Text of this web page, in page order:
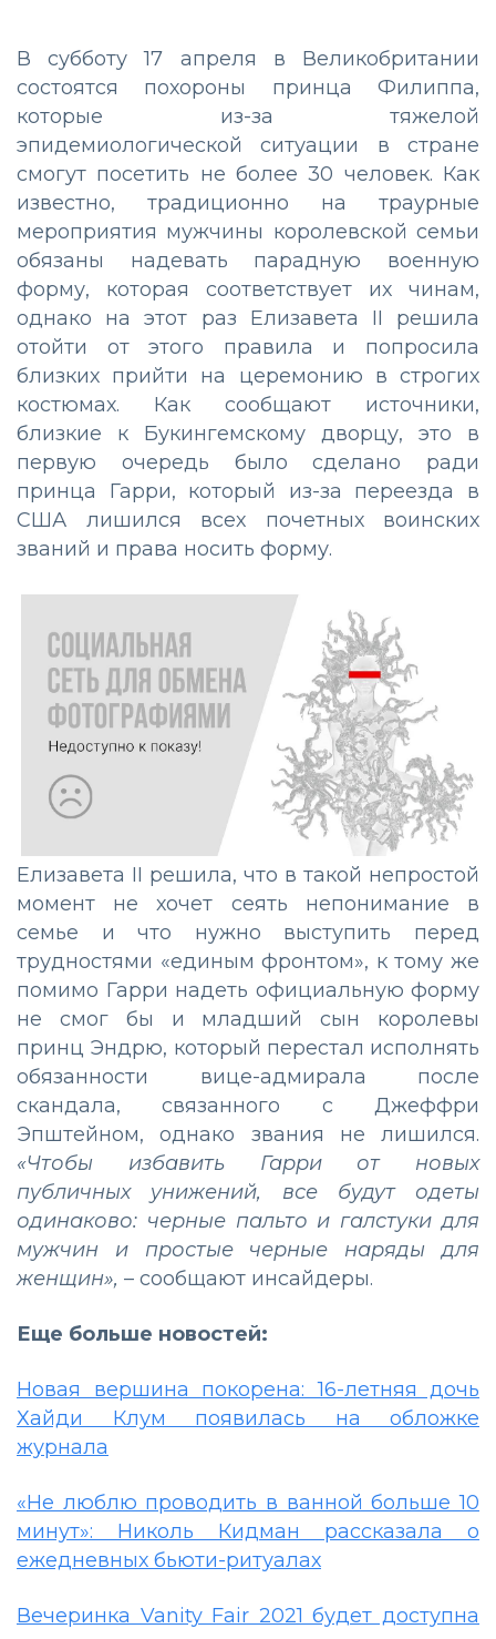
В субботу 17 апреля в Великобритании
состоятся похороны принца Филиппа,
которые из-за тяжелой
эпидемиологической ситуации в стране
смогут посетить не более 30 человек. Как
известно, традиционно на траурные
мероприятия мужчины королевской семьи
обязаны надевать парадную военную
форму, которая соответствует их чинам,
однако на этот раз Елизавета II решила
отойти от этого правила и попросила
близких прийти на церемонию в строгих
костюмах. Как сообщают источники,
близкие к Букингемскому дворцу, это в
первую очередь было сделано ради
принца Гарри, который из-за переезда в
США лишился всех почетных воинских
званий и права носить форму.
Елизавета II решила, что в такой непростой
момент не хочет сеять непонимание в
семье и что нужно выступить перед
трудностями «единым фронтом», к тому же
помимо Гарри надеть официальную форму
не смог бы и младший сын королевы
принц Эндрю, который перестал исполнять
обязанности вице-адмирала после
скандала, связанного с Джеффри
Эпштейном, однако звания не лишился.
«Чтобы избавить Гарри от новых
публичных унижений, все будут одеты
одинаково: черные пальто и галстуки для
мужчин и простые черные наряды для
женщин», – сообщают инсайдеры.
Еще больше новостей:
Новая вершина покорена: 16-летняя дочь
Хайди Клум появилась на обложке
журнала
«Не люблю проводить в ванной больше 10
минут»: Николь Кидман рассказала о
ежедневных бьюти-ритуалах
Вечеринка Vanity Fair 2021 будет доступна